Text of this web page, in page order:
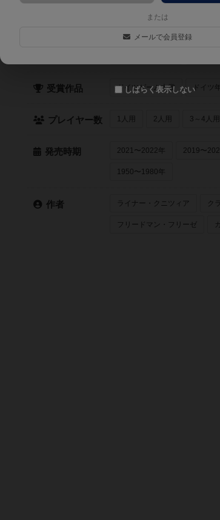
受賞作品 ドイツゲーム大賞 ドイツ
プレイヤー数 1人用 2人用 3～4人用
発売時期 2021〜2022年 2019〜
1950〜1980年
作者 ライナー・クニツィア ク
フリードマン・フリーゼ
または
メールで会員登録
しばらく表示しない